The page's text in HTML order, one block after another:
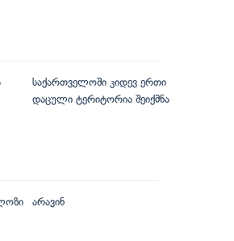
საქართველოში კიდევ ერთი
დაცული ტერიტორია შეიქმნა
არავინ